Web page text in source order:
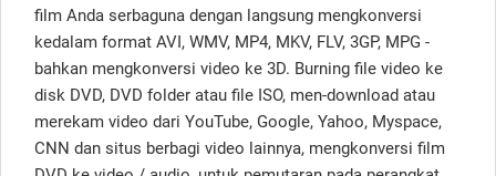
film Anda serbaguna dengan langsung mengkonversi
kedalam format AVI, WMV, MP4, MKV, FLV, 3GP, MPG -
bahkan mengkonversi video ke 3D. Burning file video ke
disk DVD, DVD folder atau file ISO, men-download atau
merekam video dari YouTube, Google, Yahoo, Myspace,
CNN dan situs berbagi video lainnya, mengkonversi film